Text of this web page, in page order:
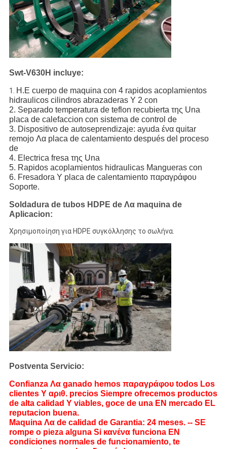
Swt-V630H incluye:
1.
Η.Ε cuerpo de maquina con 4 rapidos acoplamientos
hidraulicos cilindros abrazaderas Υ 2 con
2. Separado temperatura de teflon recubierta της Una
placa de calefaccion con sistema de control de
3. Dispositivo de autoseprendizaje: ayuda ένα quitar
remojo Λα placa de calentamiento después del proceso
de
4. Electrica fresa της Una
5. Rapidos acoplamientos hidraulicas Mangueras con
6. Fresadora Υ placa de calentamiento παραγράφου
Soporte.
Soldadura de tubos HDPE de Λα maquina de
Aplicacion:
Χρησιμοποίηση για HDPE συγκόλλησης το σωλήνα.
Postventa Servicio:
Confianza Λα ganado hemos παραγράφου todos Los
clientes Υ αριθ. precios Siempre ofrecemos productos
de alta calidad Υ viables, goce de una EN mercado EL
reputacion buena.
Maquina Λα de calidad de Garantia: 24 meses. -- SE
rompe ο pieza alguna Si κανένα funciona EN
condiciones normales de funcionamiento, te